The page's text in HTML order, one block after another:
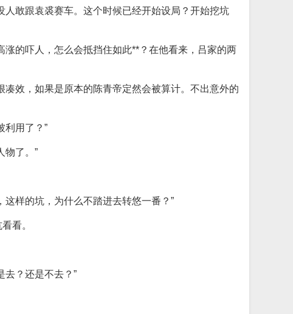
敢跟袁裘赛车。这个时候已经开始设局？开始挖坑
的吓人，怎么会抵挡住如此**？在他看来，吕家的两
效，如果是原本的陈青帝定然会被算计。不出意外的
利用了？”
物了。”
样的坑，为什么不踏进去转悠一番？”
看。
去？还是不去？”